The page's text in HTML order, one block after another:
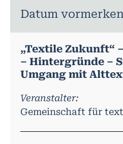
Datum vormerken
„Textile Zukunft“
– Hintergründe –
Umgang mit
Veranstalter:
Gemeinschaft für